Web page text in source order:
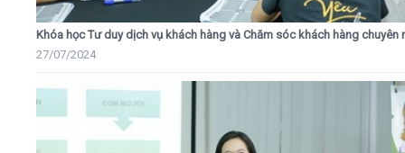
Khóa học Tư duy dịch vụ khách hàng và Chăm sóc khách hàng chuyên
27/07/2024